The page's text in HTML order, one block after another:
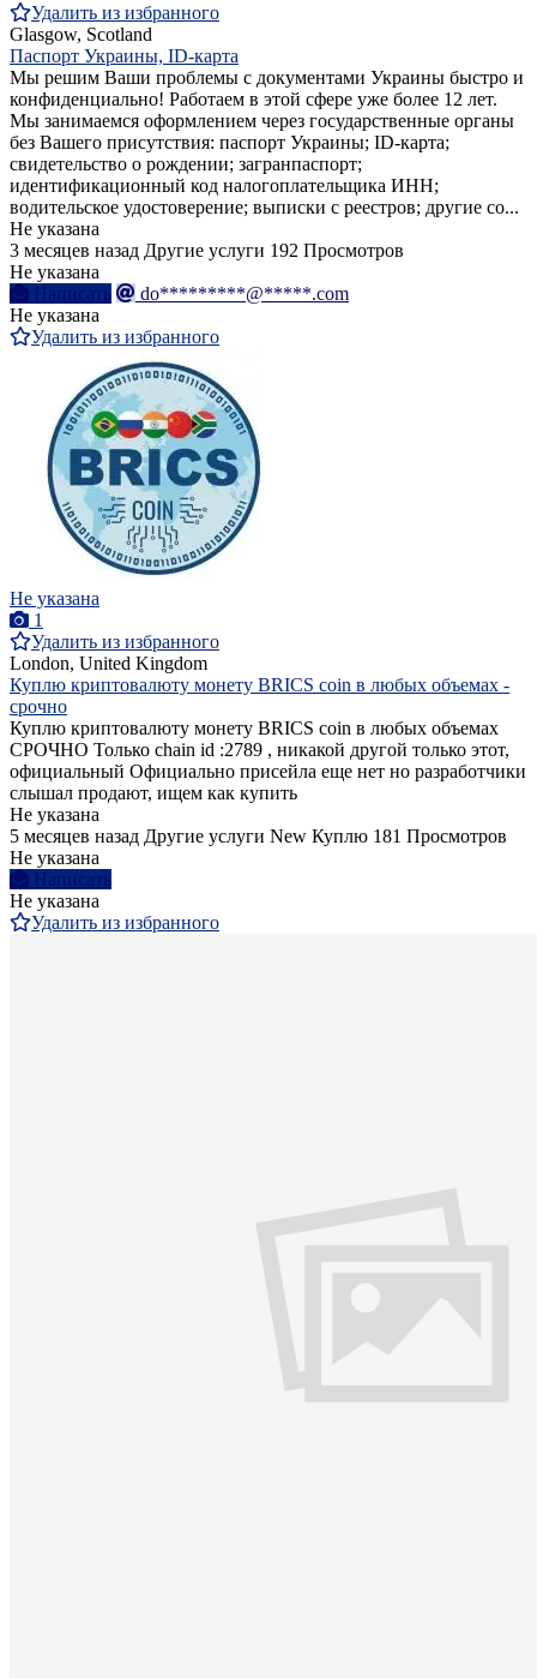
Удалить из избранного
Glasgow, Scotland
Паспорт Украины, ID-карта
Мы решим Ваши проблемы с документами Украины быстро и
конфиденциально! Работаем в этой сфере уже более 12 лет.
Мы занимаемся оформлением через государственные органы
без Вашего присутствия: паспорт Украины; ID-карта;
свидетельство о рождении; загранпаспорт;
идентификационный код налогоплательщика ИНН;
водительское удостоверение; выписки с реестров; другие со...
Не указана
3 месяцев назад Другие услуги 192 Просмотров
Не указана
Написать
do*********@*****.com
Не указана
Удалить из избранного
Не указана
1
Удалить из избранного
London, United Kingdom
Куплю криптовалюту монету BRICS coin в любых объемах -
срочно
Куплю криптовалюту монету BRICS coin в любых объемах
СРОЧНО Только chain id :2789 , никакой другой только этот,
официальный Официально присейла еще нет но разработчики
слышал продают, ищем как купить
Не указана
5 месяцев назад Другие услуги New Куплю 181 Просмотров
Не указана
Написать
Не указана
Удалить из избранного